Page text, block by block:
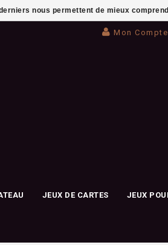
Mon Compte
JEUX DE CARTES JEUX
nous permettent de mieux